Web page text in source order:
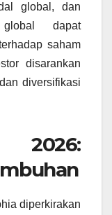
global, dan
dapat
saham
disarankan
diversifikasi
diperkirakan